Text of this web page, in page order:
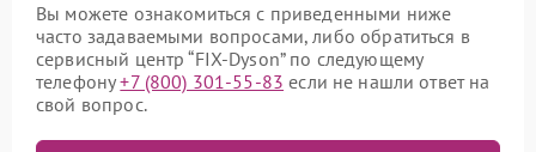
Вы можете ознакомиться с приведенными ниже
часто задаваемыми вопросами, либо обратиться в
сервисный центр “FIX-Dyson” по следующему
телефону+7 (800) 301-55-83 если не нашли ответ на
свой вопрос.